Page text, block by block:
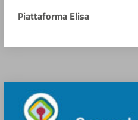
Piattaforma Elisa